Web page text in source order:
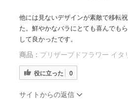
他には見ないデザインが素敵で移転
た。鮮やかなバラにとても喜んでも
して良かったです。
商品： プリザーブドフラワー イタ
役に立った 0
サイトからの返信